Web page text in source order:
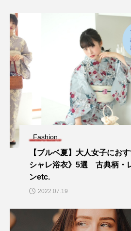
Fashion
【ブルベ夏】大人女子にお
シャレ浴衣》5選 古典柄・
ンetc.
2022.07.19